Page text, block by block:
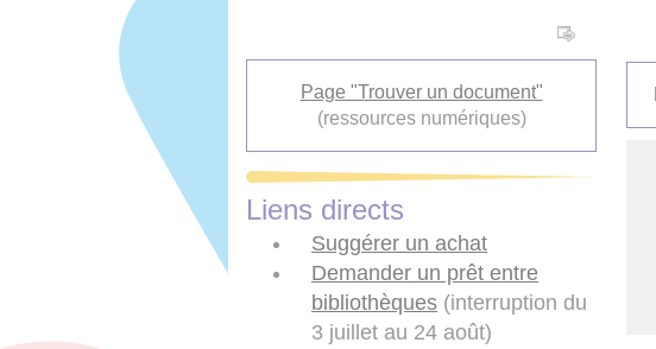
Page "Trouver un document"
(ressources numériques)
Liens directs
Suggérer un achat
Demander un prêt entre
bibliothèques (interruption du
3 juillet au 24 août)